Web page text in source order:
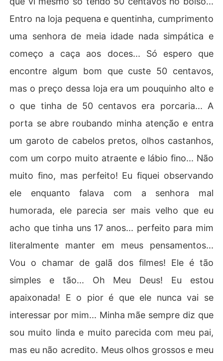
Entro na loja pequena e quentinha, cumprimento
uma senhora de meia idade nada simpática e
começo a caça aos doces... Só espero que
encontre algum bom que custe 50 centavos,
mas o preço dessa loja era um pouquinho alto e
o que tinha de 50 centavos era porcaria... A
porta se abre roubando minha atenção e entra
um garoto de cabelos pretos, olhos castanhos,
com um corpo muito atraente e lábio fino... Não
muito fino, mas perfeito! Eu fiquei observando
ele enquanto falava com a senhora mal
humorada, ele parecia ser mais velho que eu
acho que tinha uns 17 anos... perfeito para mim
literalmente manter em meus pensamentos...
Vou o chamar de galã dos filmes! Ele é tão
simples e tão... Oh Meu Deus! Eu estou
apaixonada! E o pior é que ele nunca vai se
interessar por mim... Minha mãe sempre diz que
sou muito linda e muito parecida com meu pai,
mas eu não acredito. Meus olhos grossos e meu